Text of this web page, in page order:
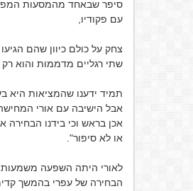
סיפר שבאחד מהמסעות
עם פקודיו,
צחק על כולם כיוון שהם
שתי רגליים מדממות והוא
תמיד ידענו שהמציאות היא
אבל הישיבה עם אורי
אכן בראש וכי בידנו הבחירה
או לא סיפור".
לאורי היתה השפעה
הבחירה של עפרי בהמשך